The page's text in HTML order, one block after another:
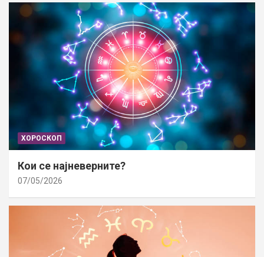
ХОРОСКОП
Кои се најневерните?
07/05/2026